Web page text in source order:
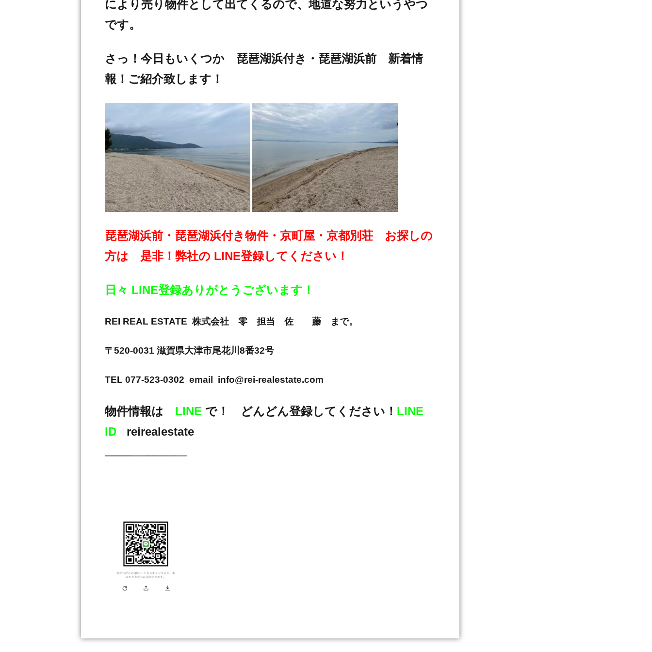
により売り物件として出てくるので、地道な努力というやつ
です。
さっ！今日もいくつか 琵琶湖浜付き・琵琶湖浜前 新着情
報！ご紹介致します！
琵琶湖浜前・琵琶湖浜付き物件・京町屋・京都別荘 お探しの
方は 是非！弊社の LINE登録してください！
日々 LINE登録ありがとうございます！
REI REAL ESTATE 株式会社 零 担当 佐 藤 まで。
〒520-0031 滋賀県大津市尾花川8番32号
TEL 077-523-0302 email info@rei-realestate.com
物件情報は LINE で！ どんどん登録してください！ LINE
ID reirealestate